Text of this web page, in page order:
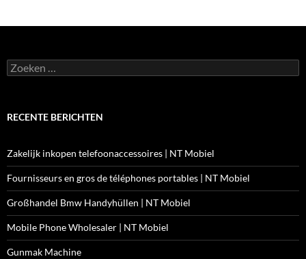
Zoeken
naar:
RECENTE BERICHTEN
Zakelijk inkopen telefoonaccessoires | NT Mobiel
Fournisseurs en gros de téléphones portables | NT Mobiel
Großhandel Bmw Handyhüllen | NT Mobiel
Mobile Phone Wholesaler | NT Mobiel
Gunmak Machine